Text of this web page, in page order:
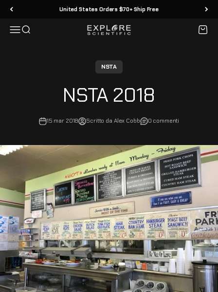
Vai al contenuto United States Orders $70+ Ship Free
MenùCerca Explore Scientific
NSTA
NSTA 2018
15 mar 2018 Scritto da Alex Cobb 0 commenti